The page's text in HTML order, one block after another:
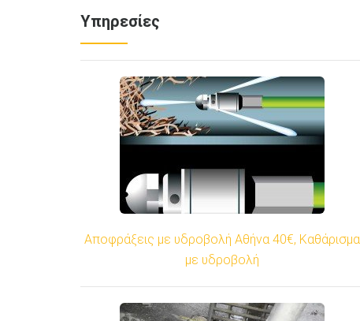
Υπηρεσίες
Αποφράξεις με υδροβολή Αθήνα 40€, Καθάρισμα
με υδροβολή